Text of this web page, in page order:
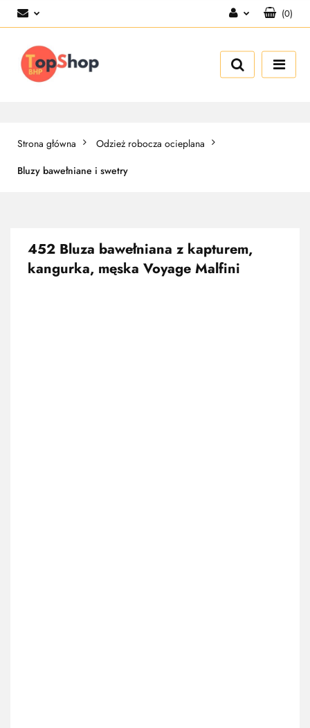
Zarejestruj się
(0)
Strona główna
Odzież robocza ocieplana
Bluzy bawełniane i swetry
452 Bluza bawełniana z kapturem,
kangurka, męska Voyage Malfini